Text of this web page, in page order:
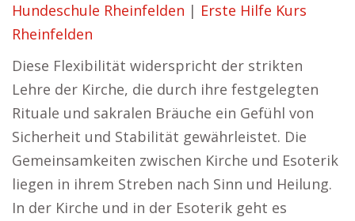
Hundeschule Rheinfelden | Erste Hilfe Kurs
Rheinfelden
Diese Flexibilität widerspricht der strikten
Lehre der Kirche, die durch ihre festgelegten
Rituale und sakralen Bräuche ein Gefühl von
Sicherheit und Stabilität gewährleistet. Die
Gemeinsamkeiten zwischen Kirche und Esoterik
liegen in ihrem Streben nach Sinn und Heilung.
In der Kirche und in der Esoterik geht es